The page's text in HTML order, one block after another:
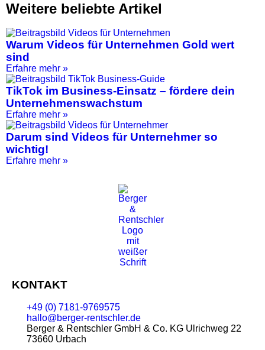
Weitere beliebte Artikel
Warum Videos für Unternehmen Gold wert
sind
Erfahre mehr »
TikTok im Business-Einsatz – fördere dein
Unternehmenswachstum
Erfahre mehr »
Darum sind Videos für Unternehmer so
wichtig!
Erfahre mehr »
KONTAKT
+49 (0) 7181-9769575
hallo@berger-rentschler.de
Berger & Rentschler GmbH & Co. KG Ulrichweg 22
73660 Urbach